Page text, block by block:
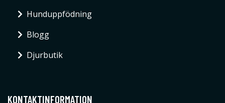
Hunduppfödning
Blogg
Djurbutik
KONTAKTINFORMATION